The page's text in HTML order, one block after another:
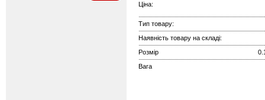
Ціна:
Тип товару:
Наявність товару на складі:
Розмір
Вага